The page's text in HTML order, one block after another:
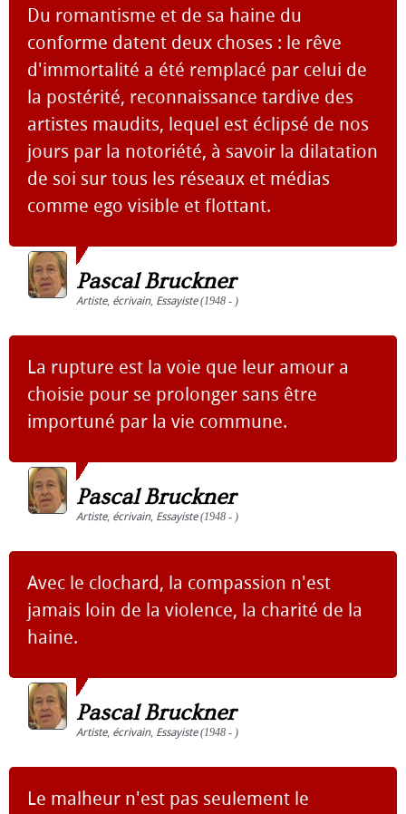
Du romantisme et de sa haine du
conforme datent deux choses : le rêve
d'immortalité a été remplacé par celui de
la postérité, reconnaissance tardive des
artistes maudits, lequel est éclipsé de nos
jours par la notoriété, à savoir la dilatation
de soi sur tous les réseaux et médias
comme ego visible et flottant.
Pascal Bruckner
Artiste, écrivain, Essayiste(1948 - )
La rupture est la voie que leur amour a
choisie pour se prolonger sans être
importuné par la vie commune.
Pascal Bruckner
Artiste, écrivain, Essayiste(1948 - )
Avec le clochard, la compassion n'est
jamais loin de la violence, la charité de la
haine.
Pascal Bruckner
Artiste, écrivain, Essayiste(1948 - )
Le malheur n'est pas seulement le